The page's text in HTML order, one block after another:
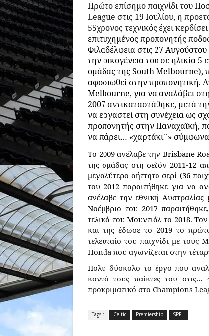
Πρώτο επίσημο παιχνίδι του
League στις 19 Ιουλίου, η
55χρονος τεχνικός έχει
επιτυχημένος προπονητής
Φιλαδέλφεια στις 27
την οικογένεια του σε ηλικία
ομάδας της South Melbourne),
αφοσιωθεί στην προπονητική.
Melbourne, για να αναλάβει
2007 αντικαταστάθηκε, μετά
να εργαστεί στη συνέχεια ως
προπονητής στην Παναχαϊκή,
να πάρει… «χαρτάκι¨» σύμφωνα
Το 2009 ανέλαβε την Brisbane
της ομάδας στη σεζόν 2011-12
μεγαλύτερο αήττητο σερί (36
του 2012 παραιτήθηκε για να
ανέλαβε την εθνική
Νοέμβριο του 2017
τελικά του Μουντιάλ το 2018.
και της έδωσε το 2019 το
τελευταίο του παιχνίδι με τους
Honda που αγωνίζεται στην
Πολύ δύσκολο το έργο που
κοντά τους παίκτες του
προκριματικό στο Champions
Tags : Celtic Premiership SPFL